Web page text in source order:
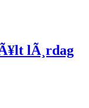
lÃ¸rdag